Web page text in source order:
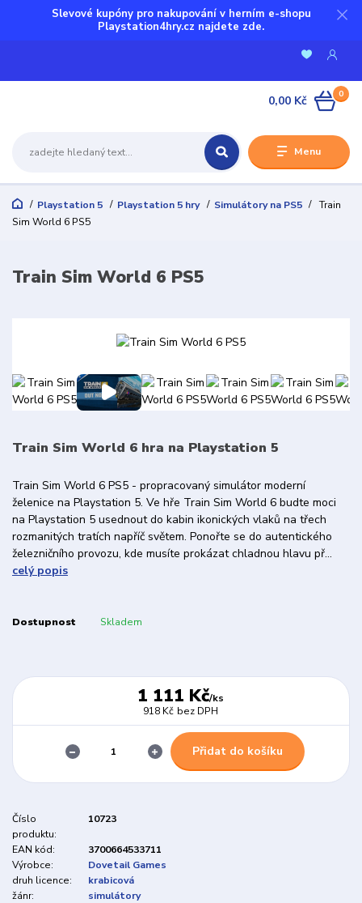
Slevové kupóny pro nakupování v herním e-shopu
Playstation4hry.cz najdete zde.
Menu
0
0,00 Kč
Playstation 5 Playstation 5 hry Simulátory na PS5
Train
Sim World 6 PS5
Train Sim World 6 PS5
Train Sim World 6 hra na Playstation 5
Train Sim World 6 PS5 - propracovaný simulátor moderní
želenice na Playstation 5. Ve hře Train Sim World 6 budte moci
na Playstation 5 usednout do kabin ikonických vlaků na třech
rozmanitých tratích napříč světem. Ponořte se do autentického
železničního provozu, kde musíte prokázat chladnou hlavu př...
celý popis
Dostupnost Skladem
1 111 Kč/ks
918 Kč bez DPH
Přidat do košíku
Číslo
produktu:
10723
EAN kód:
3700664533711
Výrobce:
Dovetail Games
druh licence:
krabicová
žánr:
simulátory